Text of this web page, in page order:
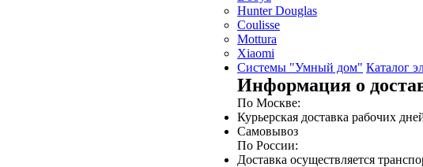
Hunter Douglas
Coulisse
Mottura
Xiaomi
Системы "Умный дом" Каталог
Информация о
По Москве:
Курьерская доставка рабочих
Самовывоз
По России:
Доставка осуществляется